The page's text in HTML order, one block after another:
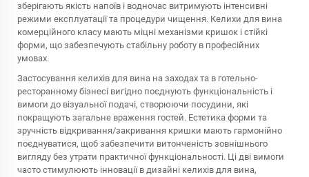
зберігають якість напоїв і водночас витримують інтенсивні
режими експлуатації та процедури чищення. Келихи для вина
комерційного класу мають міцні механізми кришок і стійкі
форми, що забезпечують стабільну роботу в професійних
умовах.
Застосування келихів для вина на заходах та в готельно-
ресторанному бізнесі вигідно поєднують функціональність і
вимоги до візуальної подачі, створюючи посудини, які
покращують загальне враження гостей. Естетика форми та
зручність відкривання/закривання кришки мають гармонійно
поєднуватися, щоб забезпечити витонченість зовнішнього
вигляду без утрати практичної функціональності. Ці дві вимоги
часто стимулюють інновації в дизайні келихів для вина,